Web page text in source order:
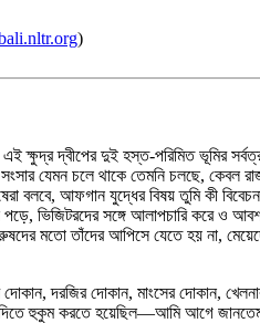
)
দ্বীপের দুই হস্ত-পরিমিত ভূমির সর্বত্রই
যেমন চলে থাকে তেমনি চলছে, কেবল
বলবে, আফগান যুদ্ধের বিষয় তুমি কী
ভিজিটরদের সঙ্গে আলাপচারি করে ও
মতো তাঁদের আপিসে যেতে হয় না,
দরজির দোকান, মাংসের দোকান,
হুকুম করতে হয়েছিল—আমি আগে